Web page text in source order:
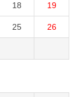
18 19
25 26